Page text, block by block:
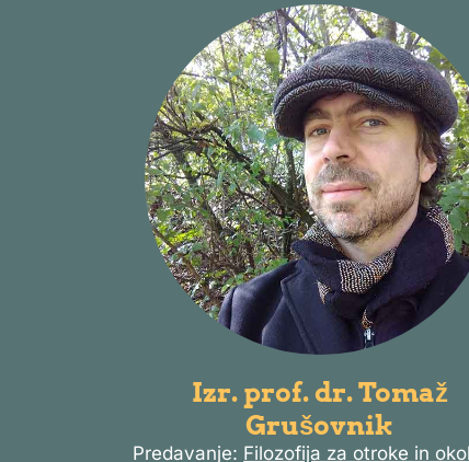
Izr. prof. dr. Tomaž
Grušovnik
Predavanje: Filozofija za otroke in